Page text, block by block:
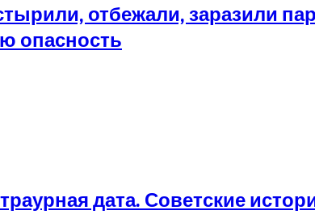
отбежали, заразили
опасность
дата. Советские